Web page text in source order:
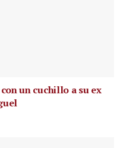
un cuchillo a su ex